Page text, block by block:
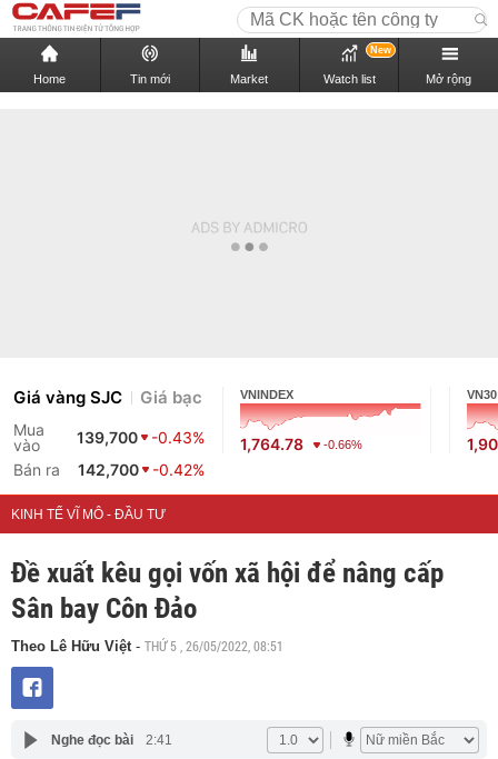
Home Tin mới Market Watch list
New
Mở rộng
Giá vàng SJC Giá bạc
Mua
vào
139,700
-0.43%
Bán ra
142,700 -0.42%
VNINDEX
1,764.78 -0.66%
VN30
KINH TẾ VĨ MÔ - ĐẦU TƯ
Đề xuất kêu gọi vốn xã hội để nâng cấp
Sân bay Côn Đảo
Theo Lê Hữu Việt- THỨ 5 , 26/05/2022, 08:51
Nghe đọc bài 2:41